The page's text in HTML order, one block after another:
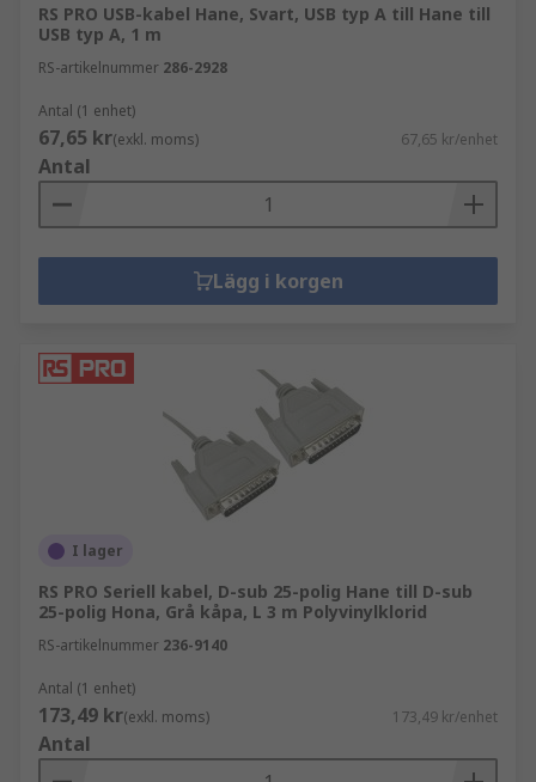
RS PRO USB-kabel Hane, Svart, USB typ A till Hane till
USB typ A, 1 m
RS-artikelnummer 286-2928
Antal (1 enhet)
67,65 kr(exkl. moms) 67,65 kr/enhet
Antal
Lägg i korgen
I lager
RS PRO Seriell kabel, D-sub 25-polig Hane till D-sub
25-polig Hona, Grå kåpa, L 3 m Polyvinylklorid
RS-artikelnummer 236-9140
Antal (1 enhet)
173,49 kr(exkl. moms) 173,49 kr/enhet
Antal